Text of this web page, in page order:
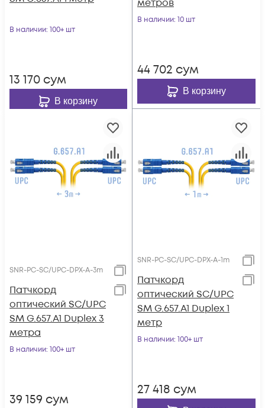
В наличии: 100+ шт
13 170 сум
В корзину
метров
В наличии: 10 шт
44 702 сум
В корзину
SNR-PC-SC/UPC-DPX-A-3m
Патчкорд
оптический SC/UPC
SM G.657.A1 Duplex 3
метра
В наличии: 100+ шт
39 159 сум
SNR-PC-SC/UPC-DPX-A-1m
Патчкорд
оптический SC/UPC
SM G.657.A1 Duplex 1
метр
В наличии: 100+ шт
27 418 сум